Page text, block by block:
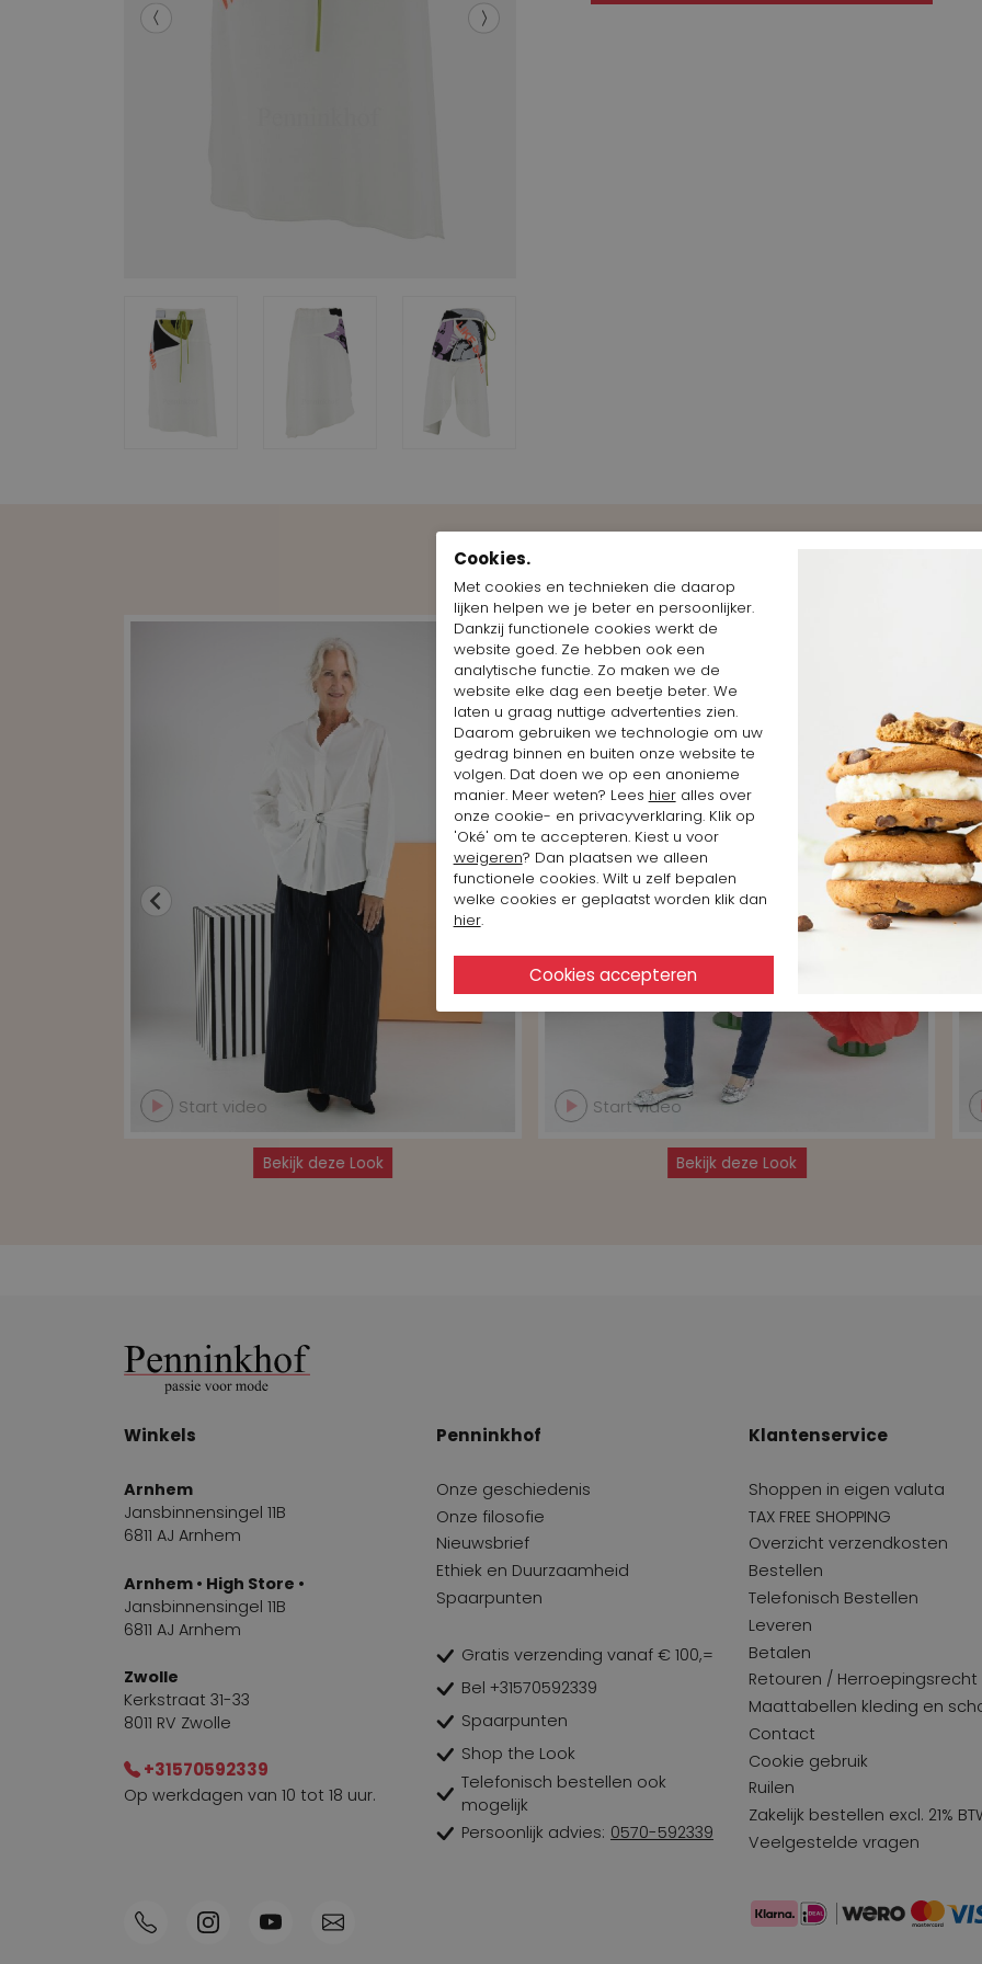
Start video
Bekijk deze Look
Start video
Bekijk deze Look
Winkels
Arnhem
Jansbinnensingel 11B
6811 AJ Arnhem
Arnhem • High Store •
Jansbinnensingel 11B
6811 AJ Arnhem
Zwolle
Kerkstraat 31-33
8011 RV Zwolle
+31570592339
Op werkdagen van 10 tot 18 uur.
Penninkhof
Onze geschiedenis
Onze filosofie
Nieuwsbrief
Ethiek en Duurzaamheid
Spaarpunten
Gratis verzending vanaf € 100,=
Bel +31570592339
Spaarpunten
Shop the Look
Telefonisch bestellen ook
mogelijk
Persoonlijk advies: 0570-592339
Klantenservice
Shoppen in eigen valuta
TAX FREE SHOPPING
Overzicht verzendkosten
Bestellen
Telefonisch Bestellen
Leveren
Betalen
Retouren / Herroepingsrecht
Maattabellen kleding en
Contact
Cookie gebruik
Ruilen
Zakelijk bestellen excl. 21%
Veelgestelde vragen
Cookies.
Met cookies en technieken die daarop
lijken helpen we je beter en persoonlijker.
Dankzij functionele cookies werkt de
website goed. Ze hebben ook een
analytische functie. Zo maken we de
website elke dag een beetje beter. We
laten u graag nuttige advertenties zien.
Daarom gebruiken we technologie om uw
gedrag binnen en buiten onze website te
volgen. Dat doen we op een anonieme
manier. Meer weten? Lees hieralles over
onze cookie- en privacyverklaring. Klik op
'Oké' om te accepteren. Kiest u voor
weigeren? Dan plaatsen we alleen
functionele cookies. Wilt u zelf bepalen
welke cookies er geplaatst worden klik dan
hier.